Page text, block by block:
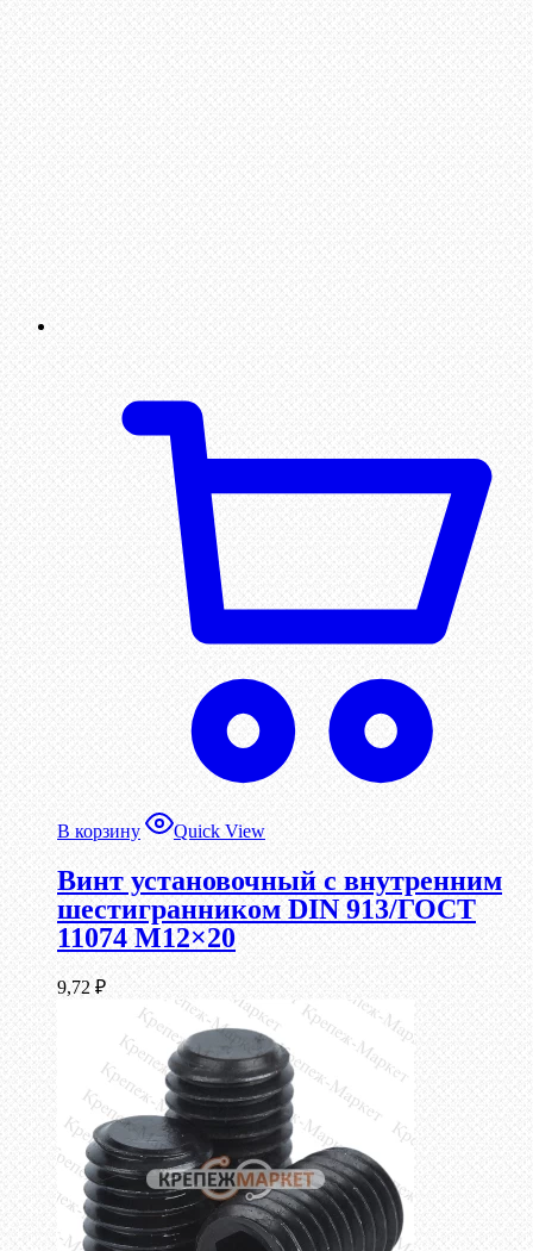
В корзину Quick View
Винт установочный с внутренним
шестигранником DIN 913/ГОСТ
11074 М12×20
9,72 ₽